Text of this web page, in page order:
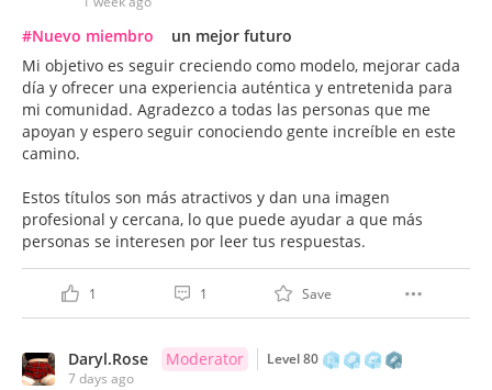
#Nuevo miembro
un mejor futuro
Mi objetivo es seguir creciendo como modelo, mejorar cada
día y ofrecer una experiencia auténtica y entretenida para
mi comunidad. Agradezco a todas las personas que me
apoyan y espero seguir conociendo gente increíble en este
camino.
Estos títulos son más atractivos y dan una imagen
profesional y cercana, lo que puede ayudar a que más
personas se interesen por leer tus respuestas.
1 1 Save
Daryl.Rose Moderator
Level 80
7 days ago